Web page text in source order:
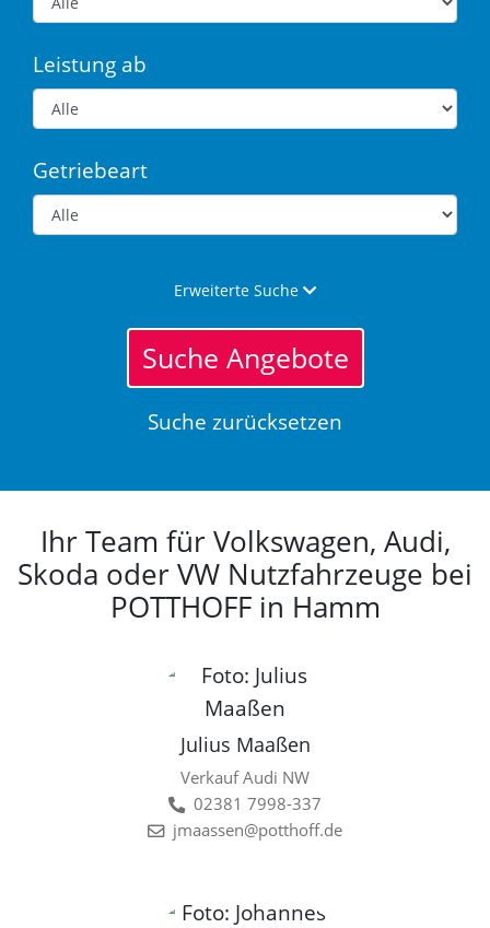
Leistung ab
Getriebeart
Erweiterte Suche
Suche Angebote
Suche zurücksetzen
Ihr Team für Volkswagen, Audi,
Skoda oder VW Nutzfahrzeuge bei
POTTHOFF in Hamm
Julius Maaßen
Verkauf Audi NW
02381 7998-337
jmaassen@potthoff.de